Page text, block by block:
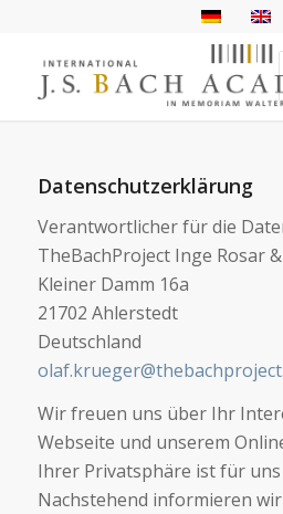
Datenschutzerklärung
Verantwortlicher für die
TheBachProject Inge Rosar
Kleiner Damm 16a
21702 Ahlerstedt
Deutschland
Wir freuen uns über Ihr
Webseite und unserem
Ihrer Privatsphäre ist für
Nachstehend informieren